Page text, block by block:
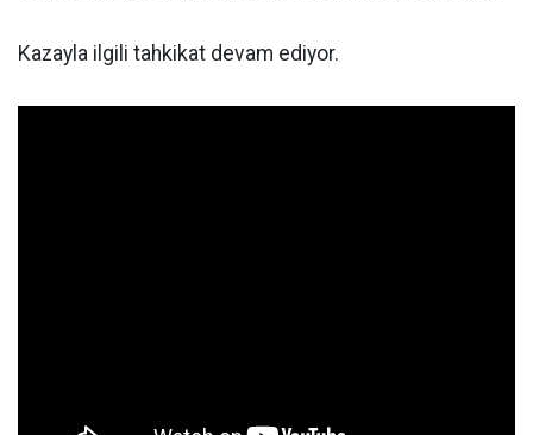
Kazayla ilgili tahkikat devam ediyor.